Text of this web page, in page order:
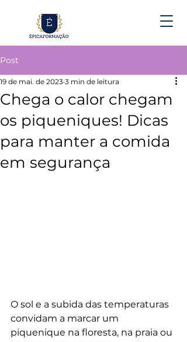
Post
Chega o calor chegam
os piqueniques! Dicas
para manter a comida
em segurança
19 de mai. de 2023 3 min de leitura
O sol e a subida das temperaturas
convidam a marcar um
piquenique na floresta, na praia ou